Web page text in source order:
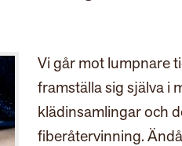
Vi går mot lumpnare
framställa sig själva i
klädinsamlingar och
fiberåtervinning.